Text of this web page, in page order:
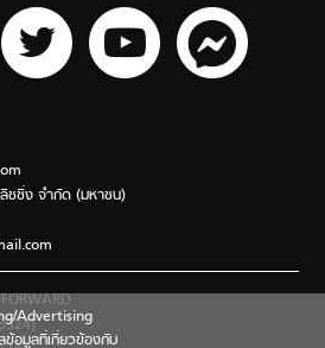
ชชิ่ง จำกัด (มหาชน)
Advertising
ข้อมูลที่เกี่ยวข้องกับ